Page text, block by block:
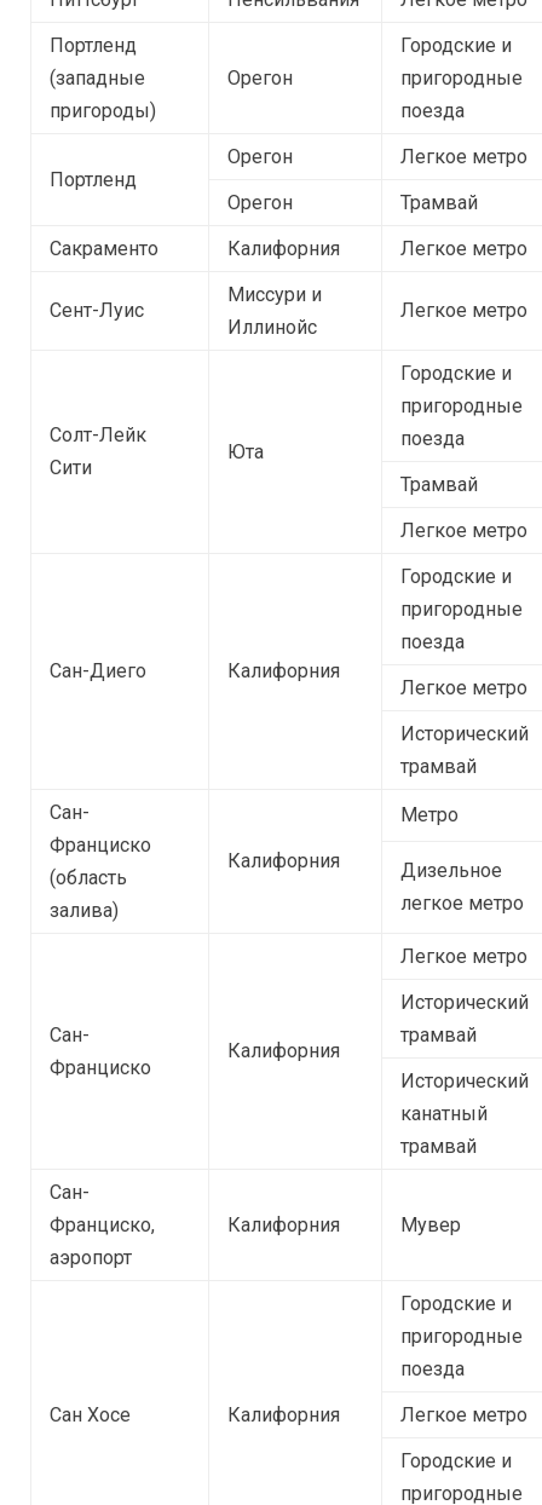
Портленд
(западные
пригороды)
Орегон
Городские и
пригородные
поезда
Портленд
Орегон
Легкое метро
Орегон
Трамвай
Сакраменто
Калифорния Легкое метро
Сент-Луис
Миссури и
Иллинойс
Легкое метро
Солт-Лейк
Сити
Юта
Городские и
пригородные
поезда
Трамвай
Легкое метро
Сан-Диего Калифорния
Городские и
пригородные
поезда
Легкое метро
Исторический
трамвай
Сан-
Франциско
(область
залива)
Калифорния
Метро
Дизельное
легкое метро
Сан-
Франциско
Калифорния
Легкое метро
Исторический
трамвай
Исторический
канатный
трамвай
Сан-
Франциско,
аэропорт
Калифорния Мувер
Сан Хосе Калифорния
Городские и
пригородные
поезда
Легкое метро
Городские и
пригородные